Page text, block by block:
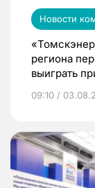
Новости
региона
выиграть
09:10 /